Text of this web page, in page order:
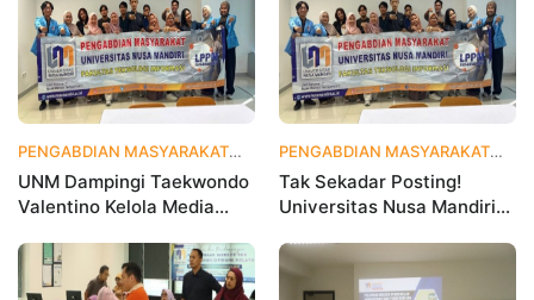
PENGABDIAN MASYARAKAT 2 hari yang lalu
UNM Dampingi Taekwondo
Valentino Kelola Media
Branding Digital
PENGABDIAN MASYARAKAT
Tak Sekadar Posting!
Universitas Nusa Mandiri
agar Instagram Klub
Olahraga Makin Viral